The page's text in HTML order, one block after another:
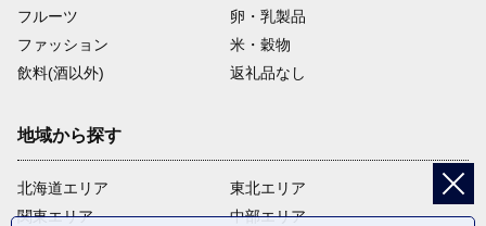
フルーツ
卵・乳製品
ファッション
米・穀物
飲料(酒以外)
返礼品なし
地域から探す
北海道エリア
関東エリア
東北エリア
中部エリア